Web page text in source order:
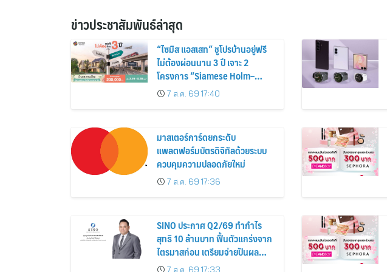
ข่าวประชาสัมพันธ์ล่าสุด
“ไซมิส แอสเสท” ชูโปรบ้านอยู่ฟรี
ไม่ต้องผ่อนนาน 3 ปี เจาะ 2
โครงการ “Siamese Holm–
Siamese Blossom” พร้อม
ส่วนลดและสิทธิพิเศษถึง 31
7 ส.ค. 69 17:40
มาสเตอร์การ์ดยกระดับ
แพลตฟอร์มบัตรดิจิทัลด้วยระบบ
ควบคุมความปลอดภัยใหม่
7 ส.ค. 69 17:36
SINO ประกาศ Q2/69 ทำกำไร
สุทธิ 10 ล้านบาท ฟื้นตัวแกร่งจาก
ไตรมาสก่อน เตรียมจ่ายปันผล
ระหว่างกาล 0.014423 บาทต่อหุ้น
7 ส.ค. 69 17:33